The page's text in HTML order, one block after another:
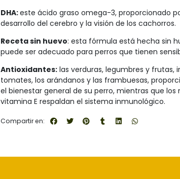
DHA:este ácido graso omega-3, proporcionado
desarrollo del cerebro y la visión de los cachorros.
Receta sin huevo: esta fórmula está hecha sin
puede ser adecuado para perros que tienen
Antioxidantes: las verduras, legumbres y frutas,
tomates, los arándanos y las frambuesas,
el bienestar general de su perro, mientras que los
vitamina E respaldan el sistema inmunológico.
Compartir en: